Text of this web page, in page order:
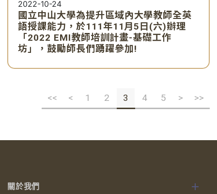
2022-10-24
國立中山大學為提升區域內大學教師全英
語授課能力，於111年11月5日(六)辦理
「2022 EMI教師培訓計畫-基礎工作
坊」，鼓勵師長們踴躍參加!
<< < 1 2 3 4 5 > >>
關於我們